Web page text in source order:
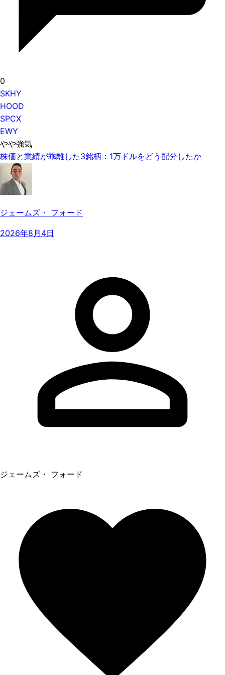
0
SKHY
HOOD
SPCX
EWY
やや強気
株価と業績が乖離した3銘柄：1万ドルをどう配分したか
ジェームズ・ フォード
2026年8月4日
ジェームズ・ フォード